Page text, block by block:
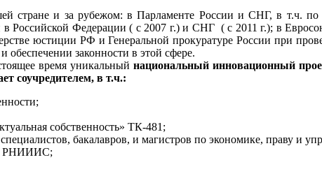
и за рубежом: в Парламенте России и СНГ, в т.ч. по
Российской Федерации ( с 2007 г.) и СНГ ( с 2011 г.); в
юстиции РФ и Генеральной прокуратуре России при
законности в этой сфере.
время уникальный национальный инновационный
соучредителем, в т.ч.:
собственность» ТК-481;
бакалавров, и магистров по экономике, праву и
РНИИИС;